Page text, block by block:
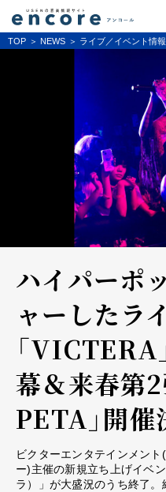
TOP NEWS ライブ／イベント情報
ハイパーポ
ャーしたラ
「VICTERA
幕＆来春第
PETA」開催
ビクターエンタテインメン
ー)主催の新規立ち上げイベ
ラ）」が大盛況のうち終了